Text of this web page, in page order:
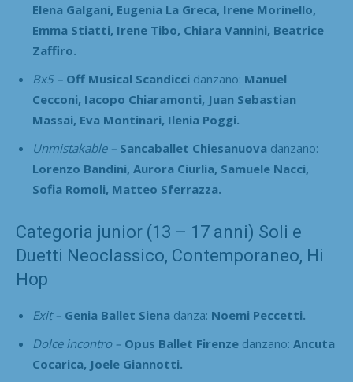
Elena Galgani, Eugenia La Greca, Irene Morinello,
Emma Stiatti, Irene Tibo, Chiara Vannini, Beatrice
Zaffiro.
Bx5 – Off Musical Scandicci danzano: Manuel
Cecconi, Iacopo Chiaramonti, Juan Sebastian
Massai, Eva Montinari, Ilenia Poggi.
Unmistakable – Sancaballet Chiesanuova danzano:
Lorenzo Bandini, Aurora Ciurlia, Samuele Nacci,
Sofia Romoli, Matteo Sferrazza.
Categoria junior (13 – 17 anni) Soli e
Duetti Neoclassico, Contemporaneo, Hi
Hop
Exit – Genia Ballet Siena danza: Noemi Peccetti.
Dolce incontro – Opus Ballet Firenze danzano: Ancuta
Cocarica, Joele Giannotti.